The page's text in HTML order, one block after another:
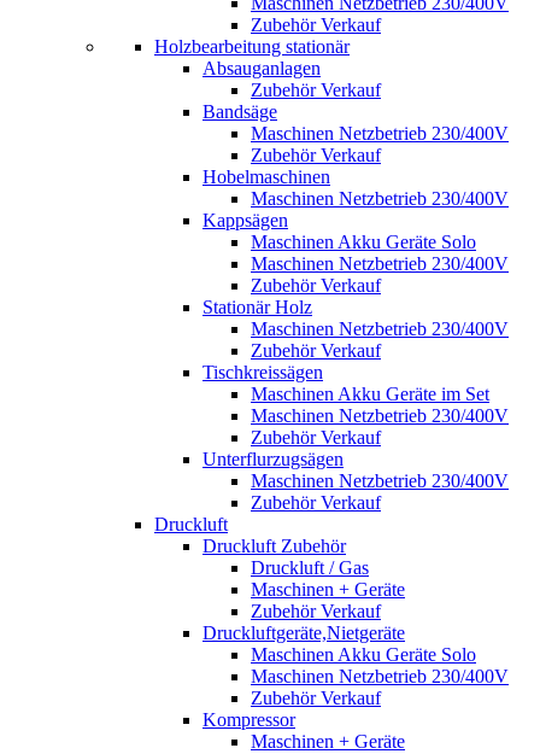
Zubehör Verkauf
Holzbearbeitung stationär
Absauganlagen
Zubehör Verkauf
Bandsäge
Maschinen Netzbetrieb 230/400V
Zubehör Verkauf
Hobelmaschinen
Maschinen Netzbetrieb 230/400V
Kappsägen
Maschinen Akku Geräte Solo
Maschinen Netzbetrieb 230/400V
Zubehör Verkauf
Stationär Holz
Maschinen Netzbetrieb 230/400V
Zubehör Verkauf
Tischkreissägen
Maschinen Akku Geräte im Set
Maschinen Netzbetrieb 230/400V
Zubehör Verkauf
Unterflurzugsägen
Maschinen Netzbetrieb 230/400V
Zubehör Verkauf
Druckluft
Druckluft Zubehör
Druckluft / Gas
Maschinen + Geräte
Zubehör Verkauf
Druckluftgeräte,Nietgeräte
Maschinen Akku Geräte Solo
Maschinen Netzbetrieb 230/400V
Zubehör Verkauf
Kompressor
Maschinen + Geräte